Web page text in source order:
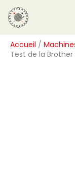
Aller
au
contenu
Accueil
Test de la
R
e
c
h